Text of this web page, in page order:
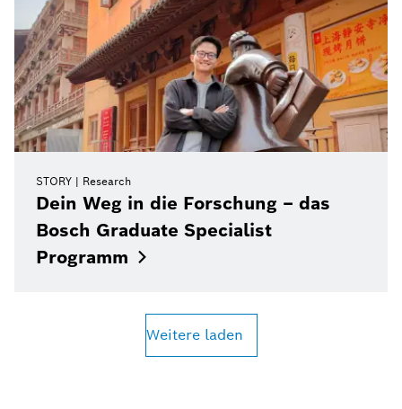
STORY Research
Dein Weg in die Forschung – das
Bosch Graduate Specialist
Programm
Weitere laden